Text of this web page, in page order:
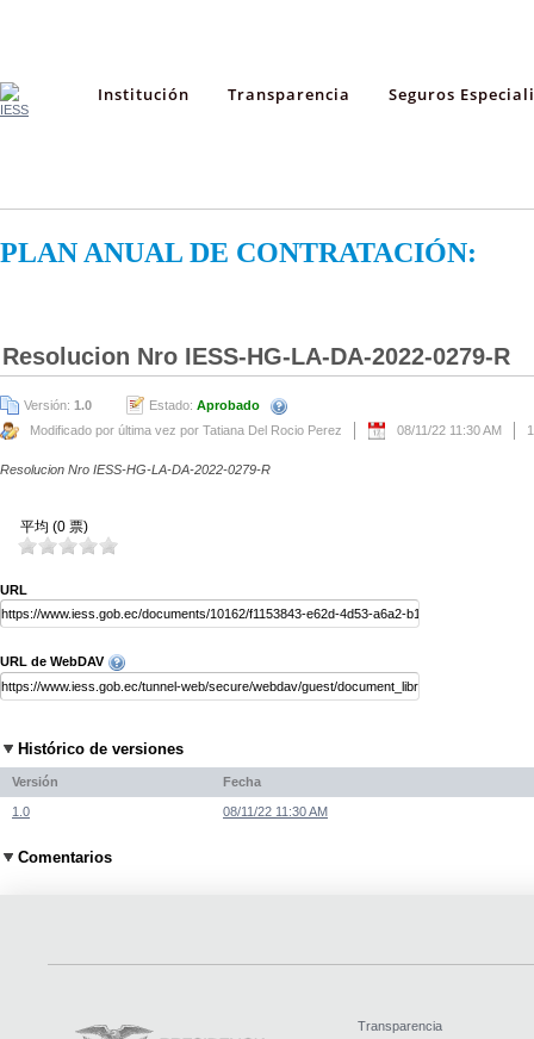
Institución Transparencia Seguros
PLAN ANUAL DE CONTRATACIÓN:
Resolucion Nro IESS-HG-LA-DA-2022-0279-R
Versión: 1.0 Estado: Aprobado
Modificado por última vez por Tatiana Del Rocio Perez
08/11/22 11:30 AM
Resolucion Nro IESS-HG-LA-DA-2022-0279-R
平均 (0 票)
URL
URL de WebDAV
Histórico de versiones
Versión Fecha
1.0 08/11/22 11:30 AM
Comentarios
Transparencia